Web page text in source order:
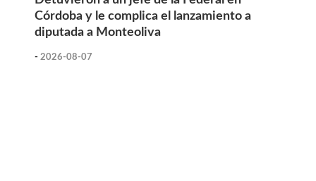
Córdoba y le complica el lanzamiento a
diputada a Monteoliva
- 2026-08-07